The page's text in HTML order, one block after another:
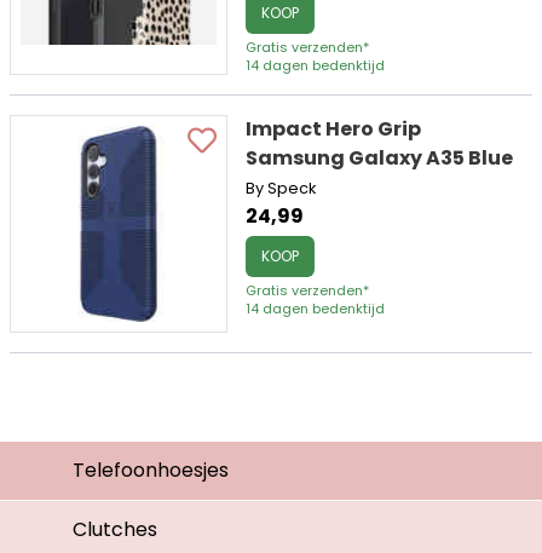
KOOP
Gratis verzenden*
14 dagen bedenktijd
Impact Hero Grip
Samsung Galaxy A35 Blue
By Speck
24,99
KOOP
Gratis verzenden*
14 dagen bedenktijd
Telefoonhoesjes
Clutches